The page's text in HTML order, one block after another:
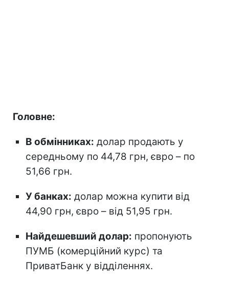
Головне:
В обмінниках: долар продають у
середньому по 44,78 грн, євро – по
51,66 грн.
У банках: долар можна купити від
44,90 грн, євро – від 51,95 грн.
Найдешевший долар: пропонують
ПУМБ (комерційний курс) та
ПриватБанк у відділеннях.